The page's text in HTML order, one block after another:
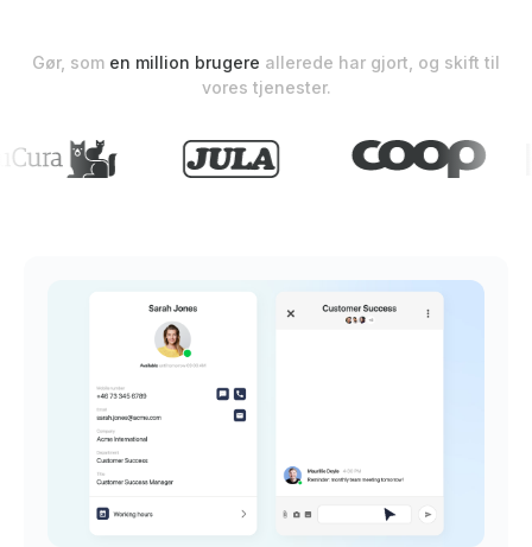
Gør, som en million brugere allerede har gjort, og skift til
vores tjenester.